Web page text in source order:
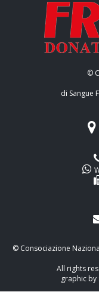
©
di Sangue
© Consociazione
All rights
graphic by